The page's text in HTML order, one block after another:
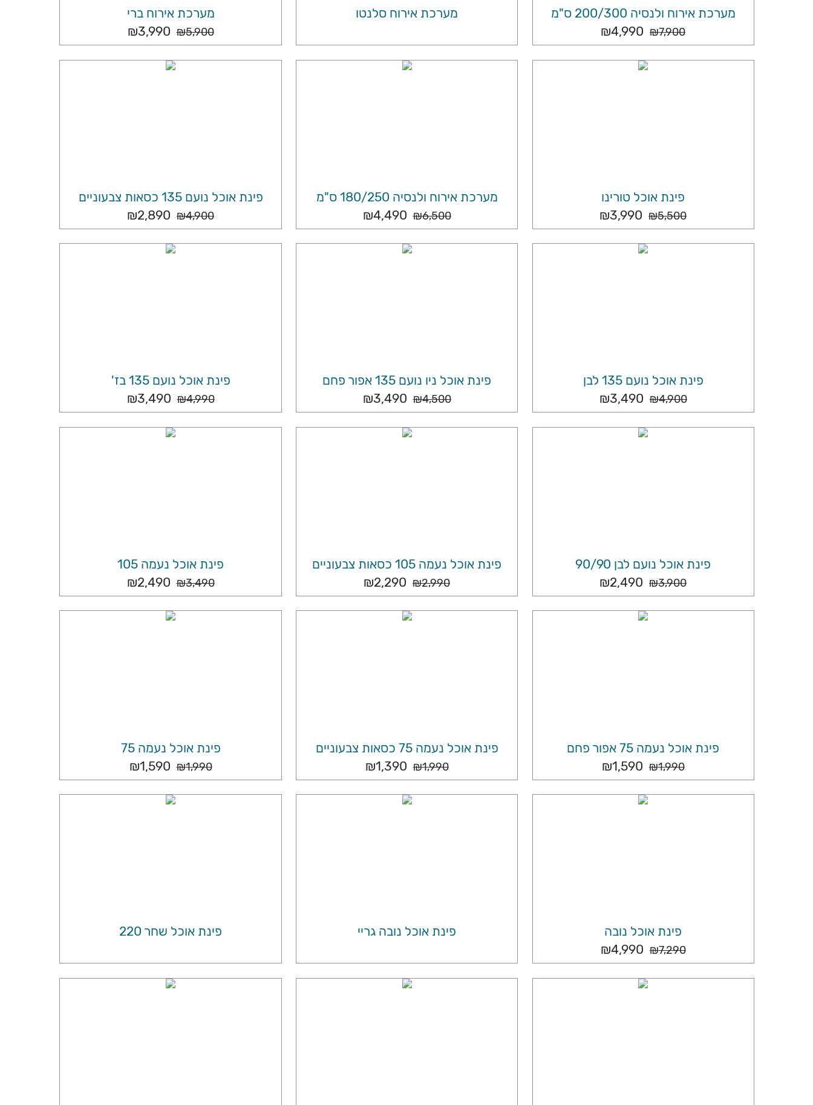
מערכת אירוח ולנסיה 200/300 ס"מ
₪7,900
₪4,990
מערכת אירוח סלנטו מערכת אירוח ברי
₪5,900
₪3,990
פינת אוכל טורינו
₪5,500
₪3,990
מערכת אירוח ולנסיה 180/250 ס"מ
₪6,500
₪4,490
פינת אוכל נועם 135 כסאות צבעוניים
₪4,900
₪2,890
פינת אוכל נועם 135 לבן
₪4,900
₪3,490
פינת אוכל ניו נועם 135 אפור פחם
₪4,500
₪3,490
פינת אוכל נועם 135 בז'
₪4,990
₪3,490
פינת אוכל נועם לבן 90/90
₪3,900
₪2,490
פינת אוכל נעמה 105 כסאות צבעוניים
₪2,990
₪2,290
פינת אוכל נעמה 105
₪3,490
₪2,490
פינת אוכל נעמה 75 אפור פחם
₪1,990
₪1,590
פינת אוכל נעמה 75 כסאות צבעוניים
₪1,990
₪1,390
פינת אוכל נעמה 75
₪1,990
₪1,590
פינת אוכל נובה
₪7,290
₪4,990
פינת אוכל נובה גריי פינת אוכל שחר 220